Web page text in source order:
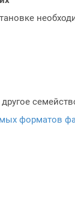
семейство
форматов